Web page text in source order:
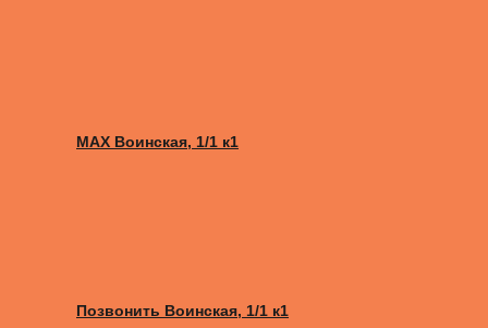
MAX Воинская, 1/1 к1
Позвонить Воинская, 1/1 к1